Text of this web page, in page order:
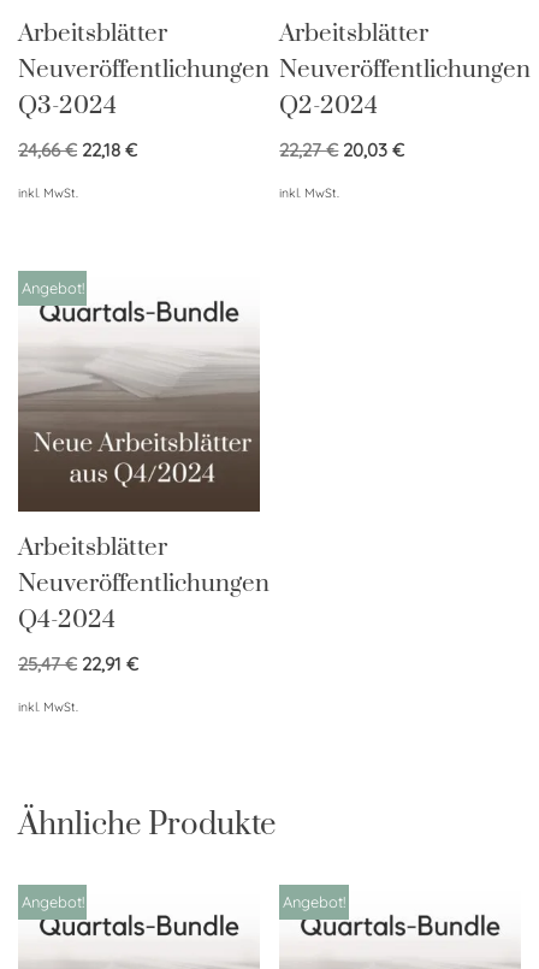
Arbeitsblätter
Neuveröffentlichungen
Q3-2024
24,66€ 22,18 €
inkl. MwSt.
Arbeitsblätter
Neuveröffentlichungen
Q2-2024
22,27€ 20,03€
inkl. MwSt.
Angebot!
Arbeitsblätter
Neuveröffentlichungen
Q4-2024
25,47€ 22,91 €
inkl. MwSt.
Ähnliche Produkte
Angebot! Angebot!